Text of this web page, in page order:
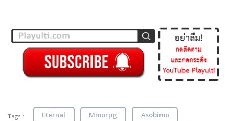
Tags : Eternal Mmorpg Asobimo